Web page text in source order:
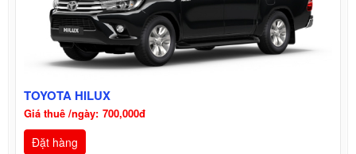
TOYOTA HILUX
700,000đ
Đặt hàng